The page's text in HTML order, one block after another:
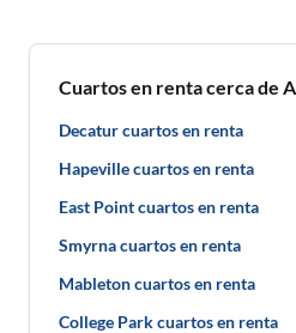
Cuartos en renta cerca de
Decatur cuartos en renta
Hapeville cuartos en renta
East Point cuartos en renta
Smyrna cuartos en renta
Mableton cuartos en renta
College Park cuartos en renta